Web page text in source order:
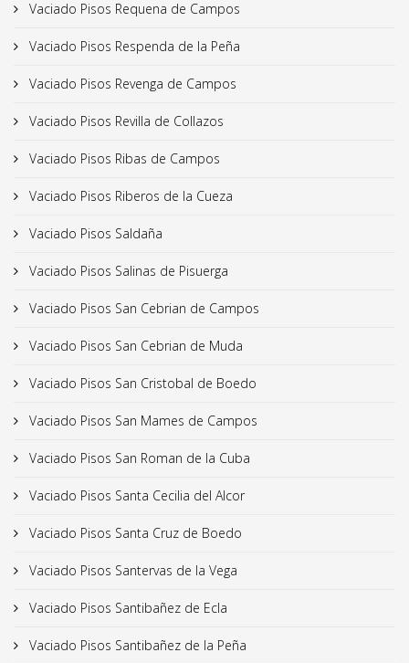
Vaciado Pisos Requena de Campos
Vaciado Pisos Respenda de la Peña
Vaciado Pisos Revenga de Campos
Vaciado Pisos Revilla de Collazos
Vaciado Pisos Ribas de Campos
Vaciado Pisos Riberos de la Cueza
Vaciado Pisos Saldaña
Vaciado Pisos Salinas de Pisuerga
Vaciado Pisos San Cebrian de Campos
Vaciado Pisos San Cebrian de Muda
Vaciado Pisos San Cristobal de Boedo
Vaciado Pisos San Mames de Campos
Vaciado Pisos San Roman de la Cuba
Vaciado Pisos Santa Cecilia del Alcor
Vaciado Pisos Santa Cruz de Boedo
Vaciado Pisos Santervas de la Vega
Vaciado Pisos Santibañez de Ecla
Vaciado Pisos Santibañez de la Peña